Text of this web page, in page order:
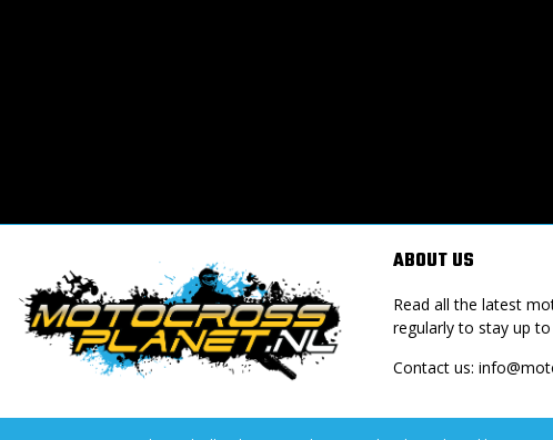
ABOUT US
Read all the latest
regularly to stay up
Contact us: